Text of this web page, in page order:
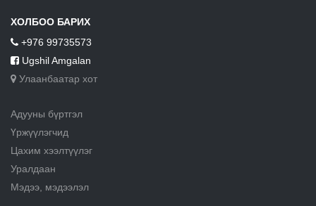
ХОЛБОО БАРИХ
+976 99735573
Ugshil Amgalan
Улаанбаатар хот
Адууны бүртгэл
Үржүүлэгчид
Цахим хээлтүүлэг
Уралдаан
Мэдээ, мэдээлэл